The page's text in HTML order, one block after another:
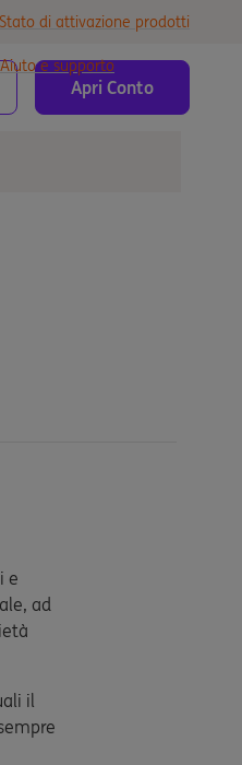
Stato di attivazione prodotti
Aiuto e supporto
Apri Conto
e
ad
il